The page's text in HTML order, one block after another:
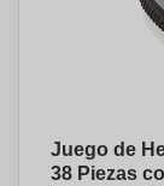
Juego de
38 Piezas